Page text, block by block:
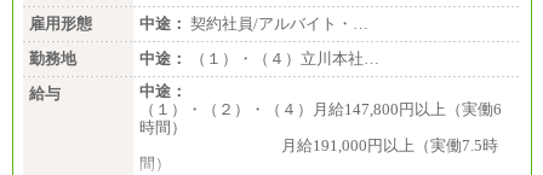
雇用形態
中途： 契約社員/アルバイト・…
勤務地
中途：
（１）・（４）立川本社…
給与
中途：
（１）・（２）・（４）月給147,800円以上（実働6
時間）
月給191,000円以上（実働7.5時
間）